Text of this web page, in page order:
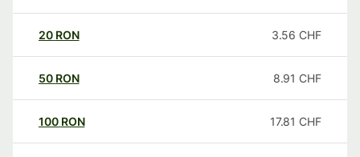
20 RON 3.56 CHF
50 RON 8.91 CHF
100 RON 17.81 CHF